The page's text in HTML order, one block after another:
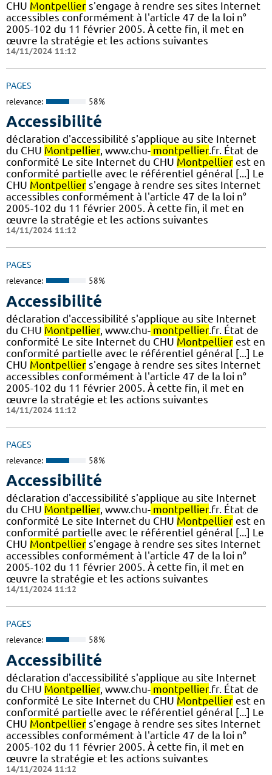
CHU Montpellier s'engage à rendre ses sites Internet
accessibles conformément à l'article 47 de la loi n°
2005-102 du 11 février 2005. À cette fin, il met en
œuvre la stratégie et les actions suivantes
14/11/2024 11:12
PAGES
relevance: 58%
Accessibilité
déclaration d'accessibilité s'applique au site Internet
du CHU Montpellier, www.chu- montpellier.fr. État de
conformité Le site Internet du CHU Montpellier est en
conformité partielle avec le référentiel général [...] Le
CHU Montpellier s'engage à rendre ses sites Internet
accessibles conformément à l'article 47 de la loi n°
2005-102 du 11 février 2005. À cette fin, il met en
œuvre la stratégie et les actions suivantes
14/11/2024 11:12
PAGES
relevance: 58%
Accessibilité
déclaration d'accessibilité s'applique au site Internet
du CHU Montpellier, www.chu- montpellier.fr. État de
conformité Le site Internet du CHU Montpellier est en
conformité partielle avec le référentiel général [...] Le
CHU Montpellier s'engage à rendre ses sites Internet
accessibles conformément à l'article 47 de la loi n°
2005-102 du 11 février 2005. À cette fin, il met en
œuvre la stratégie et les actions suivantes
14/11/2024 11:12
PAGES
relevance: 58%
Accessibilité
déclaration d'accessibilité s'applique au site Internet
du CHU Montpellier, www.chu- montpellier.fr. État de
conformité Le site Internet du CHU Montpellier est en
conformité partielle avec le référentiel général [...] Le
CHU Montpellier s'engage à rendre ses sites Internet
accessibles conformément à l'article 47 de la loi n°
2005-102 du 11 février 2005. À cette fin, il met en
œuvre la stratégie et les actions suivantes
14/11/2024 11:12
PAGES
relevance: 58%
Accessibilité
déclaration d'accessibilité s'applique au site Internet
du CHU Montpellier, www.chu- montpellier.fr. État de
conformité Le site Internet du CHU Montpellier est en
conformité partielle avec le référentiel général [...] Le
CHU Montpellier s'engage à rendre ses sites Internet
accessibles conformément à l'article 47 de la loi n°
2005-102 du 11 février 2005. À cette fin, il met en
œuvre la stratégie et les actions suivantes
14/11/2024 11:12